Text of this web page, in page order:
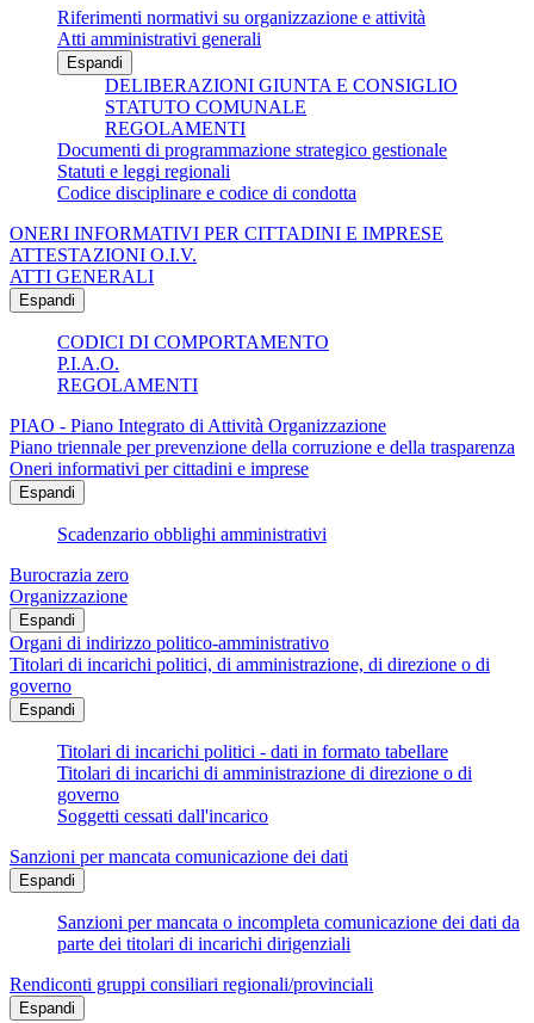
Riferimenti normativi su organizzazione e attività
Atti amministrativi generali
Espandi
DELIBERAZIONI GIUNTA E CONSIGLIO
STATUTO COMUNALE
REGOLAMENTI
Documenti di programmazione strategico gestionale
Statuti e leggi regionali
Codice disciplinare e codice di condotta
ONERI INFORMATIVI PER CITTADINI E IMPRESE
ATTESTAZIONI O.I.V.
ATTI GENERALI
Espandi
CODICI DI COMPORTAMENTO
P.I.A.O.
REGOLAMENTI
PIAO - Piano Integrato di Attività Organizzazione
Piano triennale per prevenzione della corruzione e della trasparenza
Oneri informativi per cittadini e imprese
Espandi
Scadenzario obblighi amministrativi
Burocrazia zero
Organizzazione
Espandi
Organi di indirizzo politico-amministrativo
Titolari di incarichi politici, di amministrazione, di direzione o di
governo
Espandi
Titolari di incarichi politici - dati in formato tabellare
Titolari di incarichi di amministrazione di direzione o di
governo
Soggetti cessati dall'incarico
Sanzioni per mancata comunicazione dei dati
Espandi
Sanzioni per mancata o incompleta comunicazione dei dati da
parte dei titolari di incarichi dirigenziali
Rendiconti gruppi consiliari regionali/provinciali
Espandi